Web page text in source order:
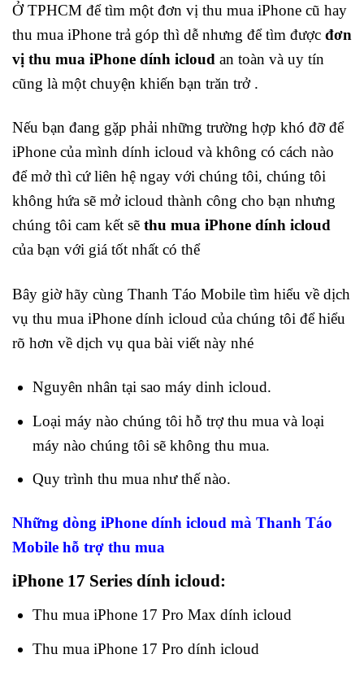
Ở TPHCM để tìm một đơn vị thu mua iPhone cũ hay
thu mua iPhone trả góp thì dễ nhưng để tìm được đơn
vị thu mua iPhone dính icloud an toàn và uy tín
cũng là một chuyện khiến bạn trăn trở .
Nếu bạn đang gặp phải những trường hợp khó đỡ để
iPhone của mình dính icloud và không có cách nào
để mở thì cứ liên hệ ngay với chúng tôi, chúng tôi
không hứa sẽ mở icloud thành công cho bạn nhưng
chúng tôi cam kết sẽ thu mua iPhone dính icloud
của bạn với giá tốt nhất có thể
Bây giờ hãy cùng Thanh Táo Mobile tìm hiểu về dịch
vụ thu mua iPhone dính icloud của chúng tôi để hiểu
rõ hơn về dịch vụ qua bài viết này nhé
Nguyên nhân tại sao máy dinh icloud.
Loại máy nào chúng tôi hỗ trợ thu mua và loại
máy nào chúng tôi sẽ không thu mua.
Quy trình thu mua như thế nào.
Những dòng iPhone dính icloud mà Thanh Táo
Mobile hỗ trợ thu mua
iPhone 17 Series dính icloud:
Thu mua iPhone 17 Pro Max dính icloud
Thu mua iPhone 17 Pro dính icloud